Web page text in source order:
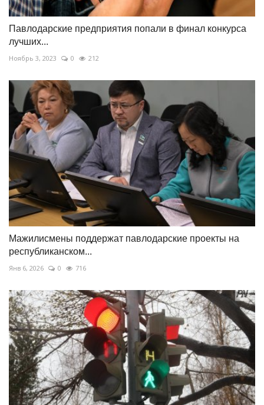
Павлодарские предприятия попали в финал конкурса
лучших...
Ноябрь 3, 2023 0 212
Мажилисмены поддержат павлодарские проекты на
республиканском...
Янв 6, 2026 0 716